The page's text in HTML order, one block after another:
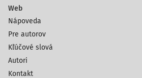
Web
Nápoveda
Pre autorov
Kľúčové slová
Autori
Kontakt